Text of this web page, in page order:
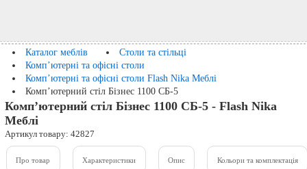
Каталог меблів
Столи та стільці
Комп’ютерні та офісні столи
Комп’ютерні та офісні столи Flash Nika Меблі
Комп’ютерний стіл Бізнес 1100 СБ-5
Комп’ютерний стіл Бізнес 1100 СБ-5 - Flash Nika
Меблі
Артикул товару: 42827
Про товар Характеристики Опис Кольори та комплектація